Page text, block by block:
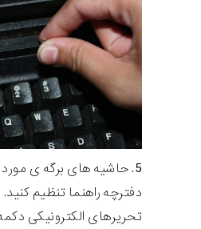
حاشیه های برگه ی مورد
دفترچه راهنما تنظیم
تحریرهای الکترونیکی